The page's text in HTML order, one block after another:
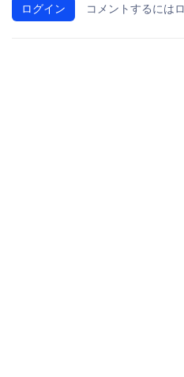
ログイン コメントするには